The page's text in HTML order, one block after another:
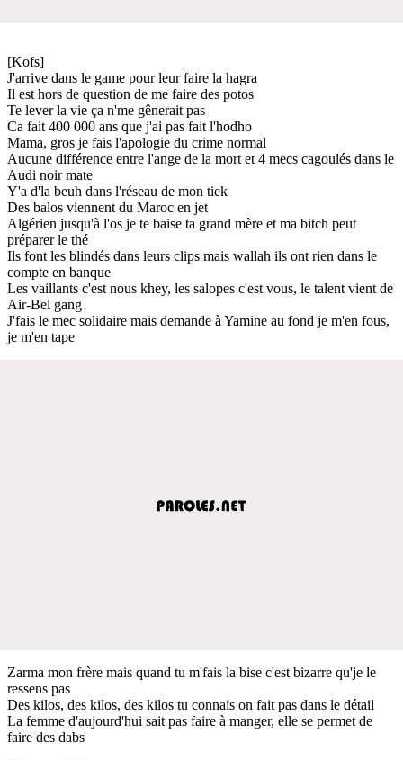
[Kofs]
J'arrive dans le game pour leur faire la hagra
Il est hors de question de me faire des potos
Te lever la vie ça n'me gênerait pas
Ca fait 400 000 ans que j'ai pas fait l'hodho
Mama, gros je fais l'apologie du crime normal
Aucune différence entre l'ange de la mort et 4 mecs cagoulés dans le
Audi noir mate
Y'a d'la beuh dans l'réseau de mon tiek
Des balos viennent du Maroc en jet
Algérien jusqu'à l'os je te baise ta grand mère et ma bitch peut
préparer le thé
Ils font les blindés dans leurs clips mais wallah ils ont rien dans le
compte en banque
Les vaillants c'est nous khey, les salopes c'est vous, le talent vient de
Air-Bel gang
J'fais le mec solidaire mais demande à Yamine au fond je m'en fous,
je m'en tape
Zarma mon frère mais quand tu m'fais la bise c'est bizarre qu'je le
ressens pas
Des kilos, des kilos, des kilos tu connais on fait pas dans le détail
La femme d'aujourd'hui sait pas faire à manger, elle se permet de
faire des dabs